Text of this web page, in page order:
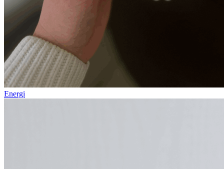
Energi